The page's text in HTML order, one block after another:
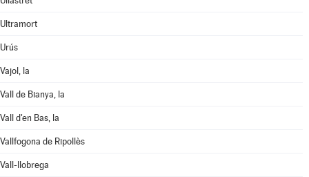
Ultramort
Urús
Vajol, la
Vall de Bianya, la
Vall d'en Bas, la
Vallfogona de Ripollès
Vall-llobrega